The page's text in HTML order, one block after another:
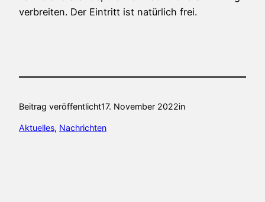
verbreiten. Der Eintritt ist natürlich frei.
Beitrag veröffentlicht17. November 2022in
Aktuelles, Nachrichten